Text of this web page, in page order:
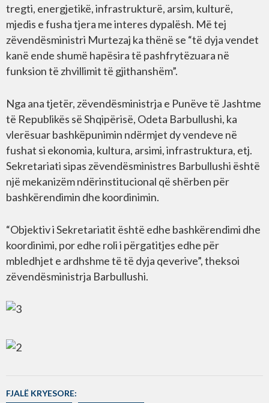
tregti, energjetikë, infrastrukturë, arsim, kulturë,
mjedis e fusha tjera me interes dypalësh. Më tej
zëvendësministri Murtezaj ka thënë se “të dyja vendet
kanë ende shumë hapësira të pashfrytëzuara në
funksion të zhvillimit të gjithanshëm”.
Nga ana tjetër, zëvendësministrja e Punëve të Jashtme
të Republikës së Shqipërisë, Odeta Barbullushi, ka
vlerësuar bashkëpunimin ndërmjet dy vendeve në
fushat si ekonomia, kultura, arsimi, infrastruktura, etj.
Sekretariati sipas zëvendësministres Barbullushi është
një mekanizëm ndërinstitucional që shërben për
bashkërendimin dhe koordinimin.
“Objektiv i Sekretariatit është edhe bashkërendimi dhe
koordinimi, por edhe roli i përgatitjes edhe për
mbledhjet e ardhshme të të dyja qeverive”, theksoi
zëvendësministrja Barbullushi.
FJALË KRYESORE: